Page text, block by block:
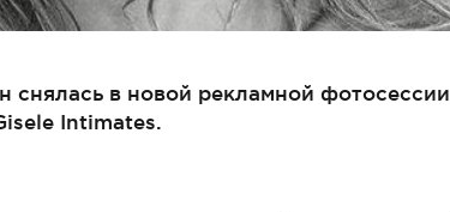
снялась в новой рекламной фотосессии
Intimates.